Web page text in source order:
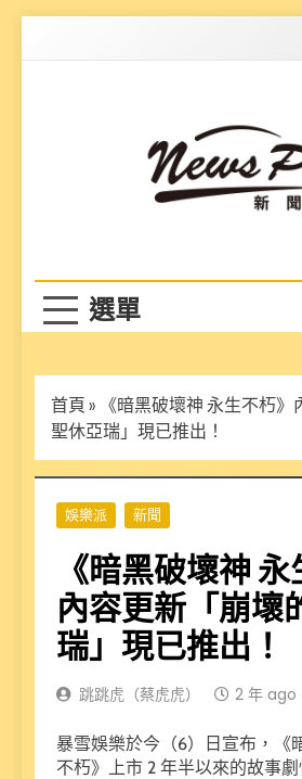
首頁 » 《暗黑破壞神 永生不朽
聖休亞瑞」現已推出！
娛樂派 新聞
《暗黑破壞神 永
內容更新「崩壞
瑞」現已推出！
跳跳虎（蔡虎虎） 2 年 ago
暴雪娛樂於今（6）日宣布，《
不朽》上市 2 年半以來的故事